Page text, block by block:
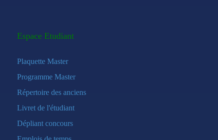
Espace Etudiant
Plaquette Master
Programme Master
Répertoire des anciens
Livret de l'étudiant
Dépliant concours